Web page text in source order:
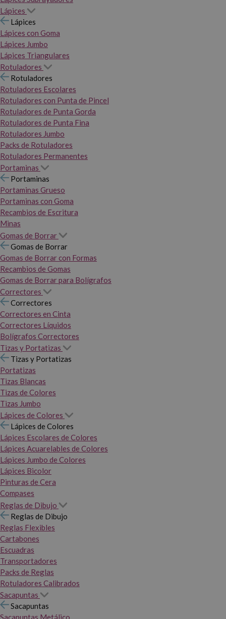
Lápices
Lápices
Lápices con Goma
Lápices Jumbo
Lápices Triangulares
Rotuladores
Rotuladores
Rotuladores Escolares
Rotuladores con Punta de Pincel
Rotuladores de Punta Gorda
Rotuladores de Punta Fina
Rotuladores Jumbo
Packs de Rotuladores
Rotuladores Permanentes
Portaminas
Portaminas
Portaminas Grueso
Portaminas con Goma
Recambios de Escritura
Minas
Gomas de Borrar
Gomas de Borrar
Gomas de Borrar con Formas
Recambios de Gomas
Gomas de Borrar para Bolígrafos
Correctores
Correctores
Correctores en Cinta
Correctores Líquidos
Bolígrafos Correctores
Tizas y Portatizas
Tizas y Portatizas
Portatizas
Tizas Blancas
Tizas de Colores
Tizas Jumbo
Lápices de Colores
Lápices de Colores
Lápices Escolares de Colores
Lápices Acuarelables de Colores
Lápices Jumbo de Colores
Lápices Bicolor
Pinturas de Cera
Compases
Reglas de Dibujo
Reglas de Dibujo
Reglas Flexibles
Cartabones
Escuadras
Transportadores
Packs de Reglas
Rotuladores Calibrados
Sacapuntas
Sacapuntas
Sacapuntas Metálico